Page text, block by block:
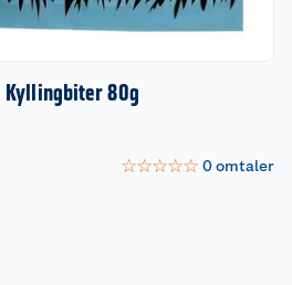
Kyllingbiter 80g
☆☆☆☆☆ 0omtaler